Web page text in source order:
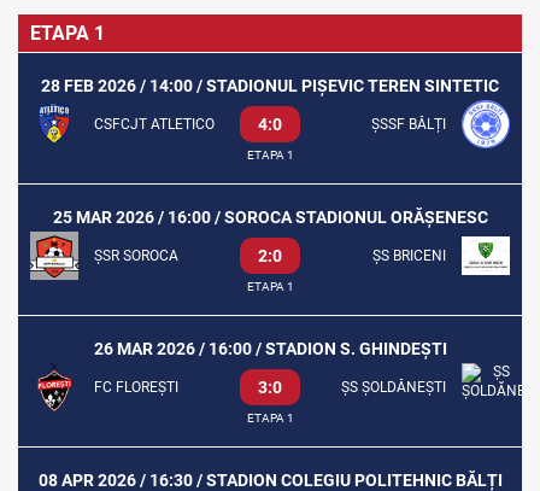
ETAPA 1
28 FEB 2026 / 14:00 / STADIONUL PIȘEVIC TEREN SINTETIC
CSFCJT ATLETICO 4:0 ȘSSF BĂLȚI
ETAPA 1
25 MAR 2026 / 16:00 / SOROCA STADIONUL ORĂȘENESC
ȘSR SOROCA 2:0 ȘS BRICENI
ETAPA 1
26 MAR 2026 / 16:00 / STADION S. GHINDEȘTI
FC FLOREȘTI 3:0 ȘS ȘOLDĂNEȘTI
ETAPA 1
08 APR 2026 / 16:30 / STADION COLEGIU POLITEHNIC BĂLȚI